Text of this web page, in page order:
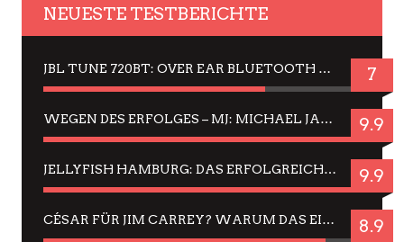
NEUESTE TESTBERICHTE
JBL TUNE 720BT: OVER EAR BLUETOOTH KOPFHÖRER UM DIE 50,-€ IM DAUER-TEST 7
WEGEN DES ERFOLGES – MJ: MICHAEL JACKSON MUSICAL IN EINER MATINEE SEHEN 9.9
JELLYFISH HAMBURG: DAS ERFOLGREICHE SOMMER-MENÜ 2025 IN GEFÜHLEN UND BILDERN 9.9
CÉSAR FÜR JIM CARREY? WARUM DAS EINER DER NERVIGSTEN ACTORS IST UND BLEIBT 8.9